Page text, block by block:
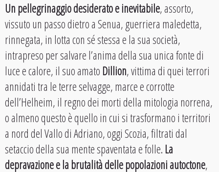
Un pellegrinaggio desiderato e inevitabile, assorto,
vissuto un passo dietro a Senua, guerriera maledetta,
rinnegata, in lotta con sé stessa e la sua società,
intrapreso per salvare l’anima della sua unica fonte di
luce e calore, il suo amatoDillion, vittima di quei terrori
annidati tra le terre selvagge, marce e corrotte
dell’Helheim, il regno dei morti della mitologia norrena,
o almeno questo è quello in cui si trasformano i territori
a nord del Vallo di Adriano, oggi Scozia, filtrati dal
setaccio della sua mente spaventata e folle.La
depravazione e la brutalità delle popolazioni autoctone,